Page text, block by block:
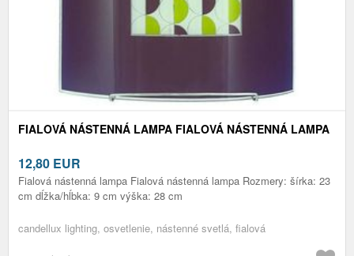
FIALOVÁ NÁSTENNÁ LAMPA FIALOVÁ NÁSTENNÁ LAMPA
12,80 EUR
Fialová nástenná lampa Fialová nástenná lampa Rozmery: šírka: 23
cm dĺžka/hĺbka: 9 cm výška: 28 cm
candellux lighting, osvetlenie, nástenné svetlá, fialová